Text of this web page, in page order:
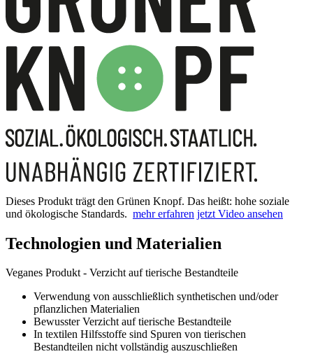
Dieses Produkt trägt den Grünen Knopf. Das heißt: hohe soziale
und ökologische Standards. mehr erfahren jetzt Video ansehen
Technologien und Materialien
Veganes Produkt - Verzicht auf tierische Bestandteile
Verwendung von ausschließlich synthetischen und/oder
pflanzlichen Materialien
Bewusster Verzicht auf tierische Bestandteile
In textilen Hilfsstoffe sind Spuren von tierischen
Bestandteilen nicht vollständig auszuschließen